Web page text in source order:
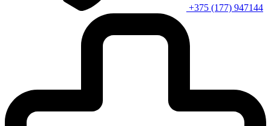
+375 (177) 947144